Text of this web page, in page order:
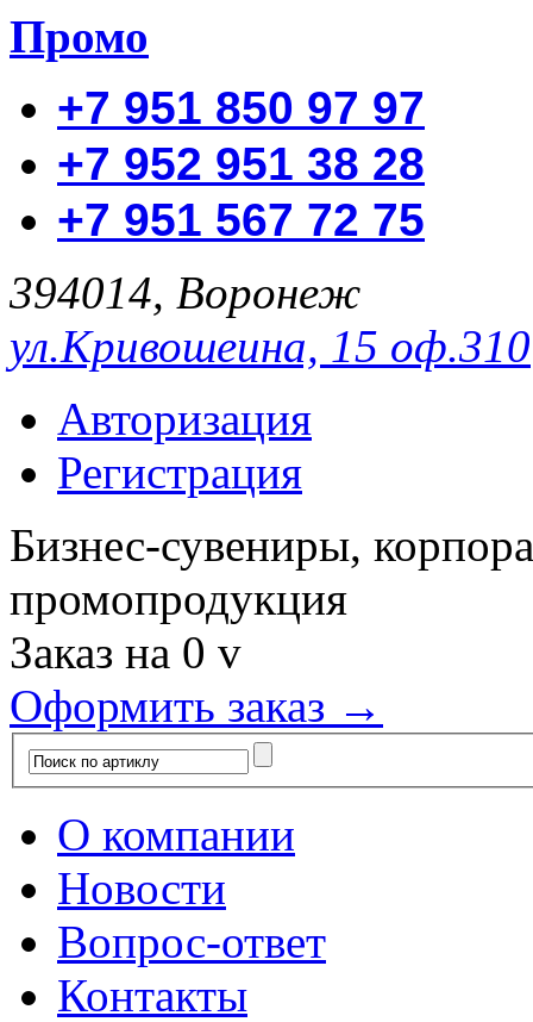
Промо
+7 951 850 97 97
+7 952 951 38 28
+7 951 567 72 75
394014, Воронеж
ул.Кривошеина, 15 оф.310
Авторизация
Регистрация
Бизнес-сувениры,
промопродукция
Заказ на 0 v
Оформить заказ →
О компании
Новости
Вопрос-ответ
Контакты